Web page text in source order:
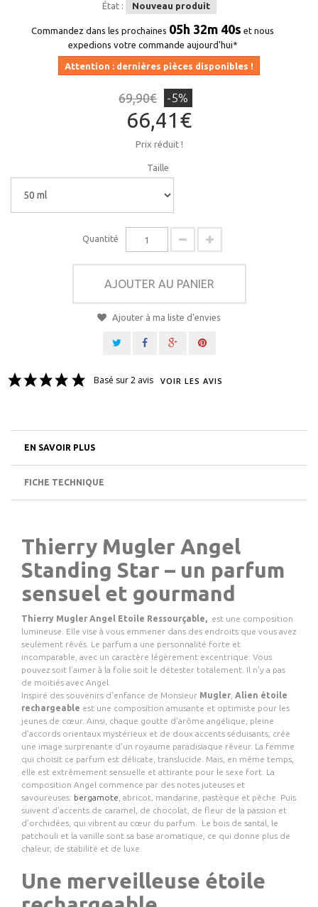
État : Nouveau produit
Commandez dans les prochaines 05h 32m 40s et nous
expedions votre commande aujourd'hui*
Attention : dernières pièces disponibles !
69,90€ -5%
66,41€
Prix réduit !
Taille
Quantité
AJOUTER AU PANIER
Ajouter à ma liste d'envies
Basé sur 2 avis VOIR LES AVIS
EN SAVOIR PLUS
FICHE TECHNIQUE
Thierry Mugler Angel
Standing Star – un parfum
sensuel et gourmand
Thierry Mugler Angel Etoile Ressourçable, est une composition
lumineuse. Elle vise à vous emmener dans des endroits que vous avez
seulement rêvés. Le parfum a une personnalité forte et
incomparable, avec un caractère légèrement excentrique. Vous
pouvez soit l’aimer à la folie soit le détester totalement. Il n'y a pas
de moitiés avec Angel.
Inspiré des souvenirs d'enfance de Monsieur Mugler Alien étoile
rechargeable est une composition amusante et optimiste pour les
jeunes de cœur. Ainsi, chaque goutte d'arôme angélique, pleine
d'accords orientaux mystérieux et de doux accents séduisants, crée
une image surprenante d'un royaume paradisiaque rêveur. La femme
qui choisit ce parfum est délicate, translucide. Mais, en même temps,
elle est extrêmement sensuelle et attirante pour le sexe fort. La
composition Angel commence par des notes juteuses et
savoureuses: bergamote , abricot, mandarine, pastèque et pêche. Puis
suivent d'accents de caramel, de chocolat, de fleur de la passion et
d'orchidées, qui vibrent au cœur du parfum. Le bois de santal, le
patchouli et la vanille sont sa base aromatique, ce qui donne plus de
chaleur, de stabilité et de luxe.
Une merveilleuse étoile